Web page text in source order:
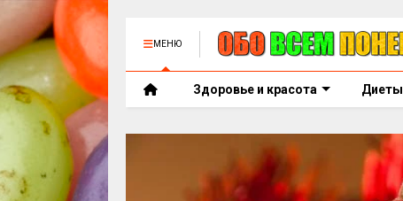
МЕНЮ
Здоровье и красота Диеты